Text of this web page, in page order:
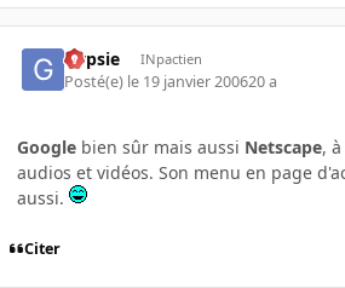
Gypsie INpactien
Posté(e) le 19 janvier 200620 a
Google bien sûr mais aussi Netscape,
audios et vidéos. Son menu en page
aussi.
Citer